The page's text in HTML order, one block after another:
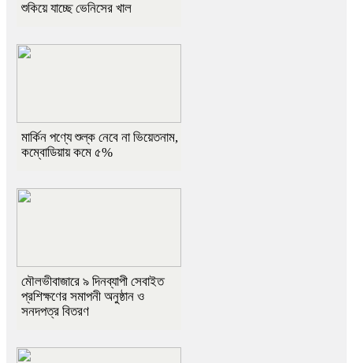
শুকিয়ে যাচ্ছে ভেনিসের খাল
মার্কিন পণ্যে শুল্ক নেবে না ভিয়েতনাম,
কম্বোডিয়ায় কমে ৫%
মৌলভীবাজারে ৯ দিনব্যাপী সেবাইত
প্রশিক্ষণের সমাপনী অনুষ্ঠান ও
সনদপত্র বিতরণ